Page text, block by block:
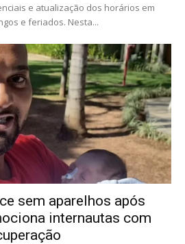
e atualização dos horários em
e feriados. Nesta...
sem aparelhos após
internautas com